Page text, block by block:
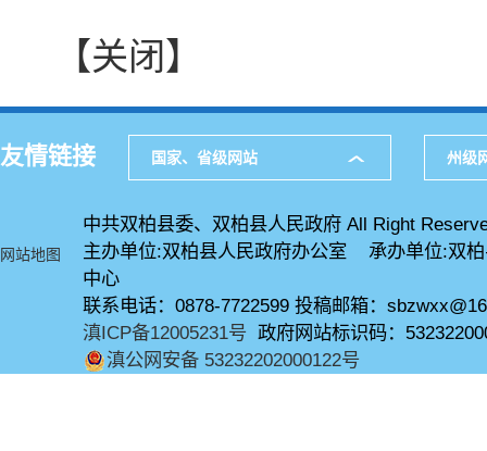
【关闭】
友情链接 国家、省级网站 州级
网站地图
中共双柏县委、双柏县人民政府 All Right
主办单位:双柏县人民政府办公室 承办单位:双
中心
联系电话：0878-7722599 投稿邮箱：
滇ICP备12005231号 政府网站标识码：
滇公网安备 53232202000122号